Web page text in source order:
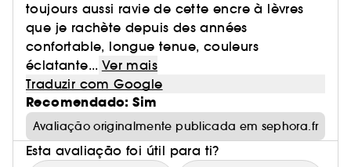
toujours aussi ravie de cette encre à lèvres
que je rachète depuis des années
confortable, longue tenue, couleurs
éclatante... Ver mais
Traduzir com Google
Recomendado: Sim
Avaliação originalmente publicada em sephora.fr
Esta avaliação foi útil para ti?